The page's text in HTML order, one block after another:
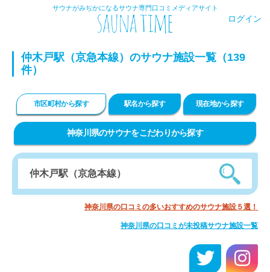
サウナがみぢかになるサウナ専門口コミメディアサイト
ログイン
仲木戸駅（京急本線）のサウナ施設一覧（139
件）
市区町村から探す 駅名から探す 現在地から探す
神奈川県のサウナをこだわりから探す
神奈川県の口コミの多いおすすめのサウナ施設５選！
神奈川県の口コミが未投稿サウナ施設一覧